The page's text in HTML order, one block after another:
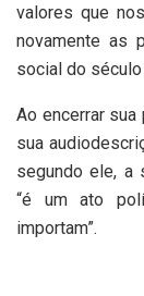
valores que
novamente as
social do século
Ao encerrar
sua
segundo ele, a
“é um ato
importam”.